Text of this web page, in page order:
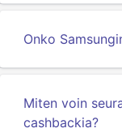
Onko
Miten voin
cashbackia?